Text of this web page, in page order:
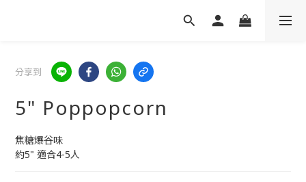
分享到
5" Poppopcorn
焦糖爆谷味
約5" 適合4-5人